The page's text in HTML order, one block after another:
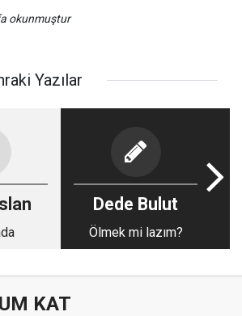
okunmuştur
Yazılar
Dede Bulut
Ölmek mi lazım?
KAT